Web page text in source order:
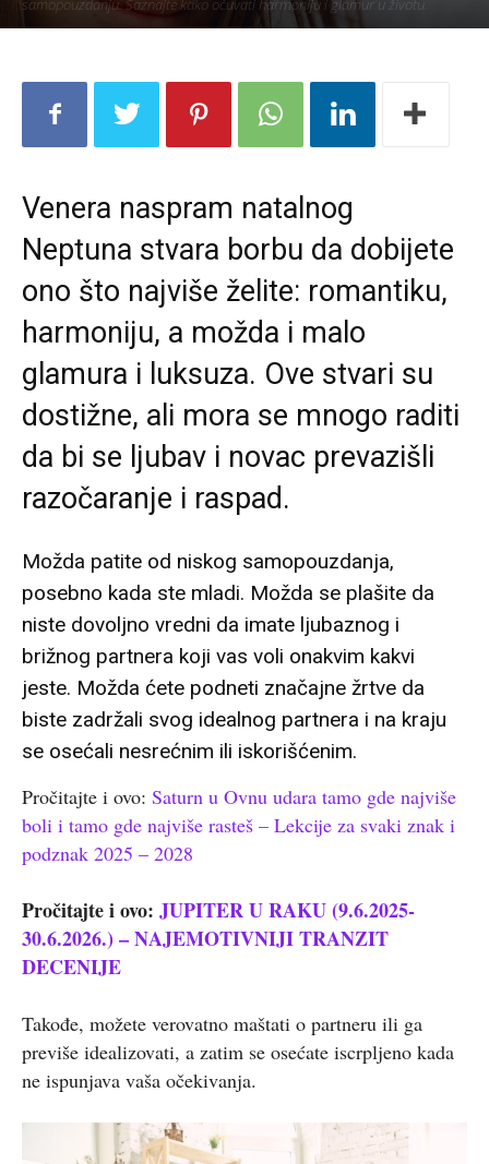
samopouzdanju. Saznajte kako očuvati harmoniju i glamur u životu.
Venera naspram natalnog
Neptuna stvara borbu da dobijete
ono što najviše želite: romantiku,
harmoniju, a možda i malo
glamura i luksuza. Ove stvari su
dostižne, ali mora se mnogo raditi
da bi se ljubav i novac prevazišli
razočaranje i raspad.
Možda patite od niskog samopouzdanja,
posebno kada ste mladi. Možda se plašite da
niste dovoljno vredni da imate ljubaznog i
brižnog partnera koji vas voli onakvim kakvi
jeste. Možda ćete podneti značajne žrtve da
biste zadržali svog idealnog partnera i na kraju
se osećali nesrećnim ili iskorišćenim.
Pročitajte i ovo: Saturn u Ovnu udara tamo gde najviše
boli i tamo gde najviše rasteš – Lekcije za svaki znak i
podznak 2025 – 2028
Pročitajte i ovo: JUPITER U RAKU (9.6.2025-
30.6.2026.) – NAJEMOTIVNIJI TRANZIT
DECENIJE
Takođe, možete verovatno maštati o partneru ili ga
previše idealizovati, a zatim se osećate iscrpljeno kada
ne ispunjava vaša očekivanja.